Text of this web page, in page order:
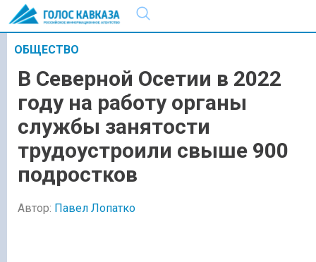
ОБЩЕСТВО
В Северной Осетии в 2022
году на работу органы
службы занятости
трудоустроили свыше 900
подростков
Автор: Павел Лопатко